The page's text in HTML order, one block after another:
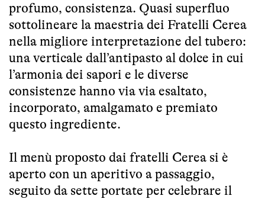
profumo, consistenza. Quasi superfluo
sottolineare la maestria dei Fratelli Cerea
nella migliore interpretazione del tubero:
una verticale dall’antipasto al dolce in cui
l’armonia dei sapori e le diverse
consistenze hanno via via esaltato,
incorporato, amalgamato e premiato
questo ingrediente.
Il menù proposto dai fratelli Cerea si è
aperto con un aperitivo a passaggio,
seguito da sette portate per celebrare il